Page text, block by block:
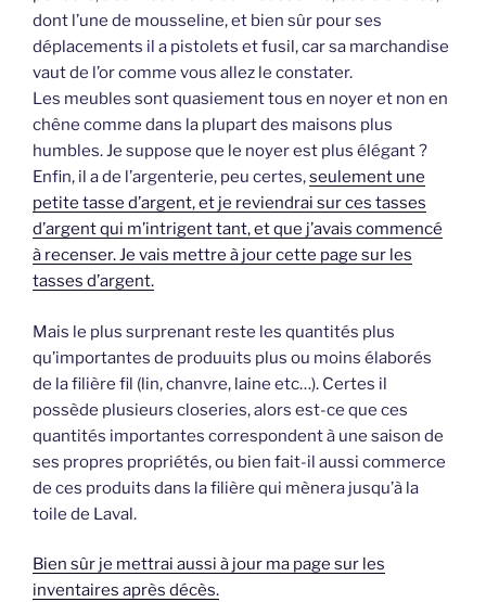
dont l’une de mousseline, et bien sûr pour ses
déplacements il a pistolets et fusil, car sa marchandise
vaut de l’or comme vous allez le constater.
Les meubles sont quasiement tous en noyer et non en
chêne comme dans la plupart des maisons plus
humbles. Je suppose que le noyer est plus élégant ?
Enfin, il a de l’argenterie, peu certes,seulement une
petite tasse d’argent, et je reviendrai sur ces tasses
d’argent qui m’intrigent tant, et que j’avais commencé
à recenser. Je vais mettre à jour cette page sur les
tasses d’argent.
Mais le plus surprenant reste les quantités plus
qu’importantes de produuits plus ou moins élaborés
de la filière fil (lin, chanvre, laine etc…). Certes il
possède plusieurs closeries, alors est-ce que ces
quantités importantes correspondent à une saison de
ses propres propriétés, ou bien fait-il aussi commerce
de ces produits dans la filière qui mènera jusqu’à la
toile de Laval.
Bien sûr je mettrai aussi à jour ma page sur les
inventaires après décès.